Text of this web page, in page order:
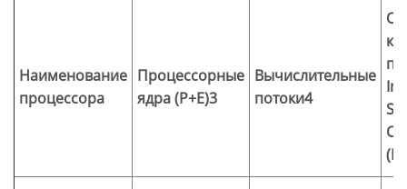
Наименование
процессора
Процессорные
ядра (P+E)3
Вычислительные
потоки4